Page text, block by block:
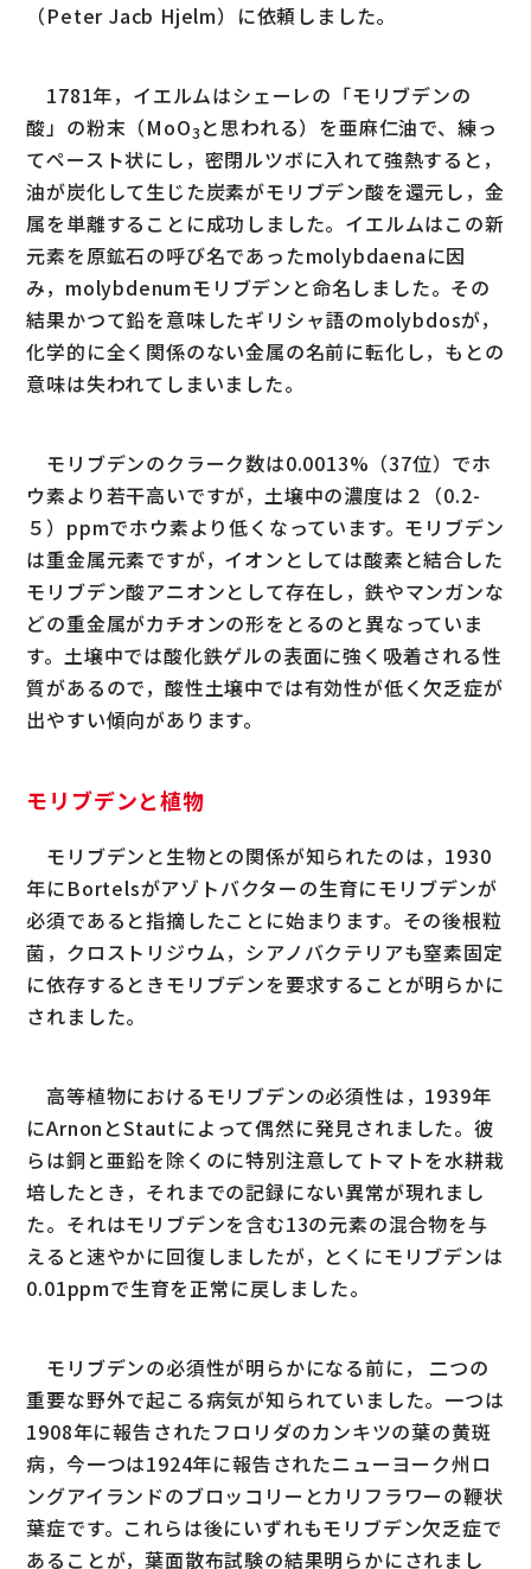
（Peter Jacb Hjelm）に依頼しました。
1781年，イエルムはシェーレの「モリブデンの
酸」の粉末（MoO3 と思われる）を亜麻仁油で、練っ
てペースト状にし，密閉ルツボに入れて強熱すると，
油が炭化して生じた炭素がモリブデン酸を還元し，金
属を単離することに成功しました。イエルムはこの新
元素を原鉱石の呼び名であったmolybdaenaに因
み，molybdenumモリブデンと命名しました。その
結果かつて鉛を意味したギリシャ語のmolybdosが，
化学的に全く関係のない金属の名前に転化し，もとの
意味は失われてしまいました。
モリブデンのクラーク数は0.0013%（37位）でホ
ウ素より若干高いですが，土壌中の濃度は２（0.2-
５）ppmでホウ素より低くなっています。モリブデン
は重金属元素ですが，イオンとしては酸素と結合した
モリブデン酸アニオンとして存在し，鉄やマンガンな
どの重金属がカチオンの形をとるのと異なっていま
す。土壌中では酸化鉄ゲルの表面に強く吸着される性
質があるので，酸性土壌中では有効性が低く欠乏症が
出やすい傾向があります。
モリブデンと植物
モリブデンと生物との関係が知られたのは，1930
年にBortelsがアゾトバクターの生育にモリブデンが
必須であると指摘したことに始まります。その後根粒
菌，クロストリジウム，シアノバクテリアも窒素固定
に依存するときモリブデンを要求することが明らかに
されました。
高等植物におけるモリブデンの必須性は，1939年
にArnonとStautによって偶然に発見されました。彼
らは銅と亜鉛を除くのに特別注意してトマトを水耕栽
培したとき，それまでの記録にない異常が現れまし
た。それはモリブデンを含む13の元素の混合物を与
えると速やかに回復しましたが，とくにモリブデンは
0.01ppmで生育を正常に戻しました。
モリブデンの必須性が明らかになる前に， 二つの
重要な野外で起こる病気が知られていました。一つは
1908年に報告されたフロリダのカンキツの葉の黄斑
病，今一つは1924年に報告されたニューヨーク州ロ
ングアイランドのブロッコリーとカリフラワーの鞭状
葉症です。これらは後にいずれもモリブデン欠乏症で
あることが，葉面散布試験の結果明らかにされまし